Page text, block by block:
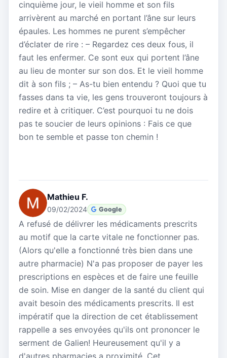
cinquième jour, le vieil homme et son fils
arrivèrent au marché en portant l’âne sur leurs
épaules. Les hommes ne purent s’empêcher
d’éclater de rire : – Regardez ces deux fous, il
faut les enfermer. Ce sont eux qui portent l’âne
au lieu de monter sur son dos. Et le vieil homme
dit à son fils ; – As-tu bien entendu ? Quoi que tu
fasses dans ta vie, les gens trouveront toujours à
redire et à critiquer. C’est pourquoi tu ne dois
pas te soucier de leurs opinions : Fais ce que
bon te semble et passe ton chemin !
Mathieu F.
09/02/2024 Google
A refusé de délivrer les médicaments prescrits
au motif que la carte vitale ne fonctionner pas.
(Alors qu'elle a fonctionné très bien dans une
autre pharmacie) N'a pas proposer de payer les
prescriptions en espèces et de faire une feuille
de soin. Mise en danger de la santé du client qui
avait besoin des médicaments prescrits. Il est
impératif que la direction de cet établissement
rappelle a ses envoyées qu'ils ont prononcer le
serment de Galien! Heureusement qu'il y a